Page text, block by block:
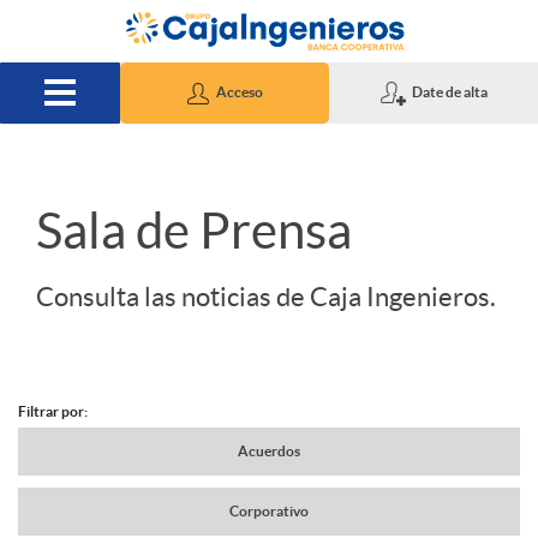
Saltar al contenido principal
Acceso Date de alta
S
Sala de Prensa
Consulta las noticias de Caja Ingenieros.
N
Filtrar por:
Acuerdos
Corporativo